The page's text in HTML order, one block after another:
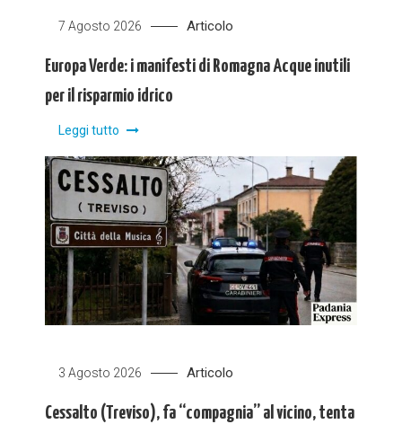
7 Agosto 2026 Articolo
Europa Verde: i manifesti di Romagna Acque inutili
per il risparmio idrico
Leggi tutto
3 Agosto 2026 Articolo
Cessalto (Treviso), fa “compagnia” al vicino, tenta